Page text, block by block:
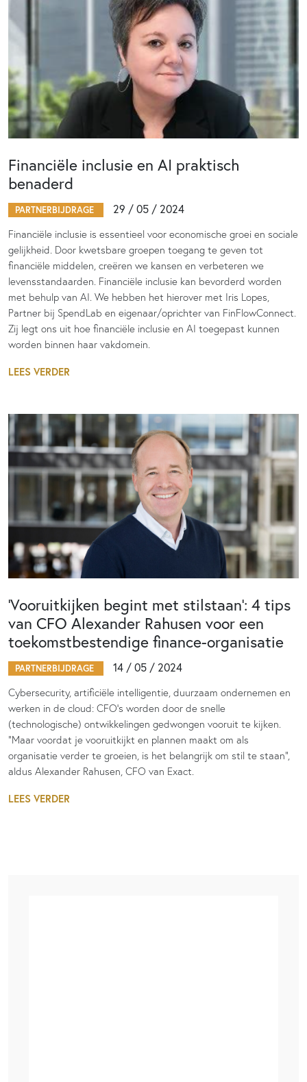
Financiële inclusie en AI praktisch
benaderd
PARTNERBIJDRAGE 29 / 05 / 2024
Financiële inclusie is essentieel voor economische groei en sociale
gelijkheid. Door kwetsbare groepen toegang te geven tot
financiële middelen, creëren we kansen en verbeteren we
levensstandaarden. Financiële inclusie kan bevorderd worden
met behulp van AI. We hebben het hierover met Iris Lopes,
Partner bij SpendLab en eigenaar/oprichter van FinFlowConnect.
Zij legt ons uit hoe financiële inclusie en AI toegepast kunnen
worden binnen haar vakdomein.
LEES VERDER
‘Vooruitkijken begint met stilstaan’: 4 tips
van CFO Alexander Rahusen voor een
toekomstbestendige finance-organisatie
PARTNERBIJDRAGE 14 / 05 / 2024
Cybersecurity, artificiële intelligentie, duurzaam ondernemen en
werken in de cloud: CFO’s worden door de snelle
(technologische) ontwikkelingen gedwongen vooruit te kijken.
“Maar voordat je vooruitkijkt en plannen maakt om als
organisatie verder te groeien, is het belangrijk om stil te staan”,
aldus Alexander Rahusen, CFO van Exact.
LEES VERDER